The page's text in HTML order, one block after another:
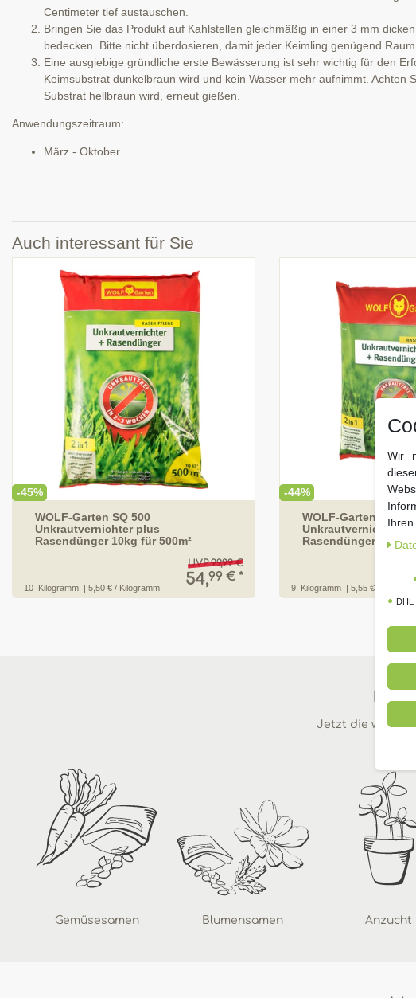
Centimeter tief austauschen.
Bringen Sie das Produkt auf Kahlstellen gleichmäßig in einer 3 mm
bedecken. Bitte nicht überdosieren, damit jeder Keimling genügend
Eine ausgiebige gründliche erste Bewässerung ist sehr wichtig für den
Keimsubstrat dunkelbraun wird und kein Wasser mehr aufnimmt. Achten
Substrat hellbraun wird, erneut gießen.
Anwendungszeitraum:
März - Oktober
Auch interessant für Sie
-45%
WOLF-Garten SQ 500
Unkrautvernichter plus
Rasendünger 10kg für 500m²
UVP 99,99 €
54,99 € *
10 Kilogramm | 5,50 € / Kilogramm
-44%
WOLF-Garten SQ 450
Unkrautvernichter
Rasendünger 9kg für
9 Kilogramm | 5,55 € /
Jetzt die
Gemüsesamen Blumensamen Anzucht
Wir
DHL